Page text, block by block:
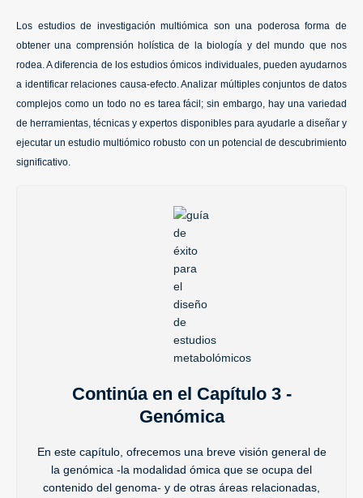
Los estudios de investigación multiómica son una poderosa forma de
obtener una comprensión holística de la biología y del mundo que nos
rodea. A diferencia de los estudios ómicos individuales, pueden ayudarnos
a identificar relaciones causa-efecto. Analizar múltiples conjuntos de datos
complejos como un todo no es tarea fácil; sin embargo, hay una variedad
de herramientas, técnicas y expertos disponibles para ayudarle a diseñar y
ejecutar un estudio multiómico robusto con un potencial de descubrimiento
significativo.
Continúa en el Capítulo 3 -
Genómica
En este capítulo, ofrecemos una breve visión general de
la genómica -la modalidad ómica que se ocupa del
contenido del genoma- y de otras áreas relacionadas,